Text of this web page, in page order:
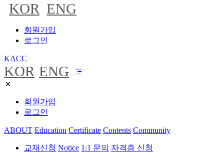
KOR ENG
회원가입
로그인
KACC
KOR ENG
회원가입
로그인
ABOUT Education Certificate Contents Community
교재신청 Notice 1:1 문의 자격증 신청